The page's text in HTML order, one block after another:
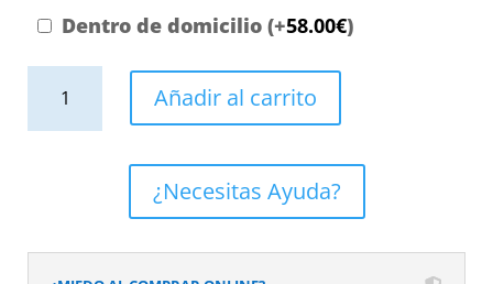
nosotros.
El
precio
será
le
domicilio?
Dentro de domicilio (+58.00€)
pizarra
Añadir al carrito
¿Necesitas Ayuda?